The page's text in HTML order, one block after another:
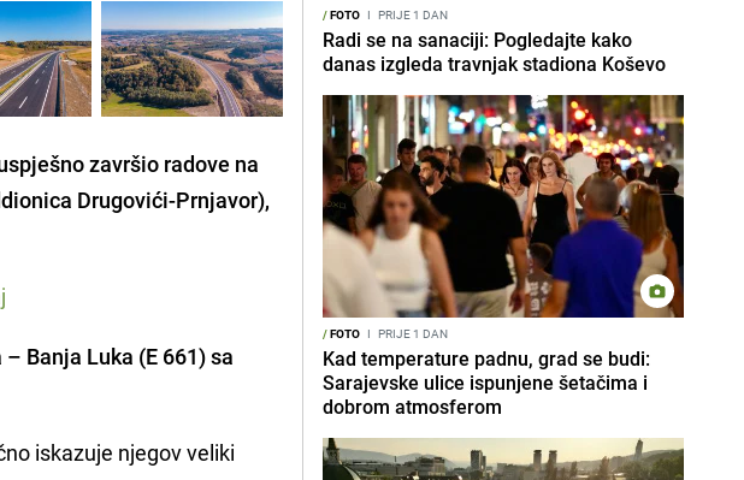
završio radove na
Drugovići-Prnjavor),
Banja Luka (E 661) sa
iskazuje njegov veliki
/FOTO I PRIJE 1 DAN
Radi se na sanaciji: Pogledajte kako
danas izgleda travnjak stadiona Koševo
/FOTO I PRIJE 1 DAN
Kad temperature padnu, grad se budi:
Sarajevske ulice ispunjene šetačima i
dobrom atmosferom